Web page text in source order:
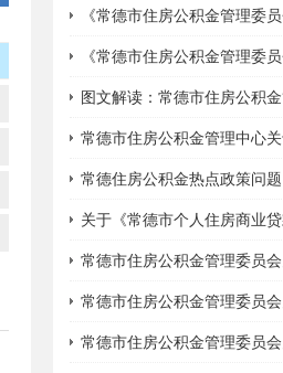
《常德市住房公积金管理委
《常德市住房公积金管理委
图文解读：常德市住房公积
常德市住房公积金管理中心
常德住房公积金热点政策问题
关于《常德市个人住房商业
常德市住房公积金管理委员
常德市住房公积金管理委员
常德市住房公积金管理委员